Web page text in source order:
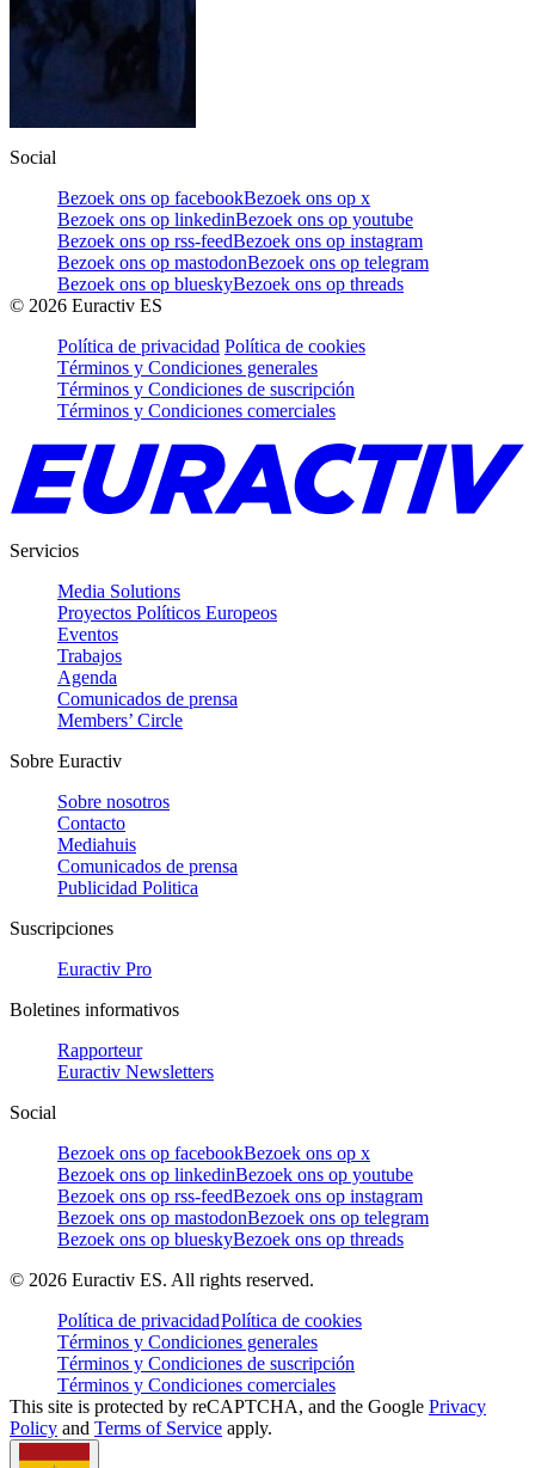
Social
Bezoek ons op facebookBezoek ons op x
Bezoek ons op linkedinBezoek ons op youtube
Bezoek ons op rss-feedBezoek ons op instagram
Bezoek ons op mastodonBezoek ons op telegram
Bezoek ons op blueskyBezoek ons op threads
© 2026 Euractiv ES
Política de privacidad Política de cookies
Términos y Condiciones generales
Términos y Condiciones de suscripción
Términos y Condiciones comerciales
Servicios
Media Solutions
Proyectos Políticos Europeos
Eventos
Trabajos
Agenda
Comunicados de prensa
Members’ Circle
Sobre Euractiv
Sobre nosotros
Contacto
Mediahuis
Comunicados de prensa
Publicidad Politica
Suscripciones
Euractiv Pro
Boletines informativos
Rapporteur
Euractiv Newsletters
Social
Bezoek ons op facebookBezoek ons op x
Bezoek ons op linkedinBezoek ons op youtube
Bezoek ons op rss-feedBezoek ons op instagram
Bezoek ons op mastodonBezoek ons op telegram
Bezoek ons op blueskyBezoek ons op threads
© 2026 Euractiv ES. All rights reserved.
Política de privacidadPolítica de cookies
Términos y Condiciones generales
Términos y Condiciones de suscripción
Términos y Condiciones comerciales
This site is protected by reCAPTCHA, and the Google Privacy
Policy and Terms of Service apply.